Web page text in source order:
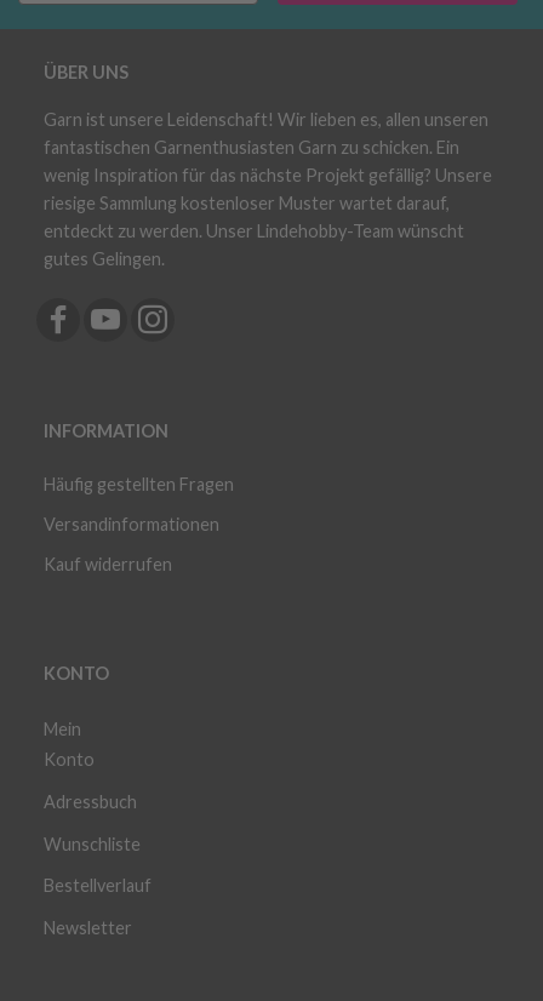
ÜBER UNS
Garn ist unsere Leidenschaft! Wir lieben es, allen unseren
fantastischen Garnenthusiasten Garn zu schicken. Ein
wenig Inspiration für das nächste Projekt gefällig? Unsere
riesige Sammlung kostenloser Muster wartet darauf,
entdeckt zu werden. Unser Lindehobby-Team wünscht
gutes Gelingen.
INFORMATION
Häufig gestellten Fragen
Versandinformationen
Kauf widerrufen
KONTO
Mein
Konto
Adressbuch
Wunschliste
Bestellverlauf
Newsletter